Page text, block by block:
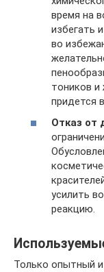
время на
избегать
во
тоников и
придется
Отказ от
усилить
реакцию.
Только опытный